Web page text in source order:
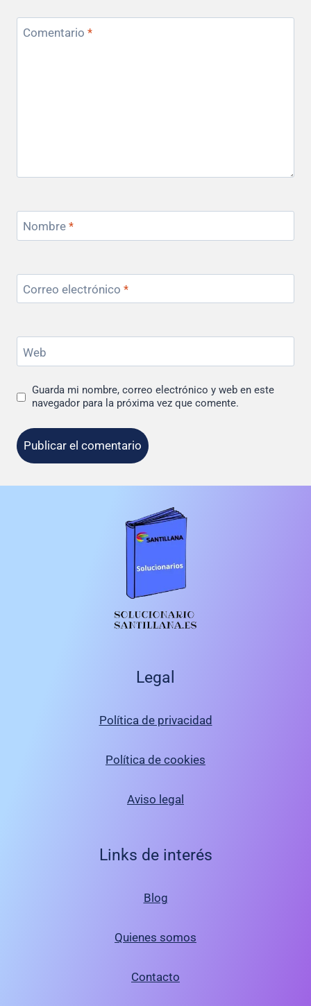
Comentario *
Nombre *
Correo electrónico *
Web
Guarda mi nombre, correo electrónico y web en este
navegador para la próxima vez que comente.
Legal
Política de privacidad
Política de cookies
Aviso legal
Links de interés
Blog
Quienes somos
Contacto